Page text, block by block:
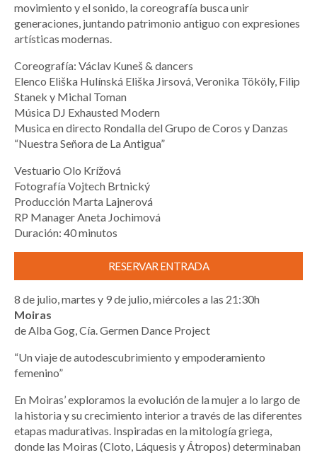
movimiento y el sonido, la coreografía busca unir
generaciones, juntando patrimonio antiguo con expresiones
artísticas modernas.
Coreografía: Václav Kuneš & dancers
Elenco Eliška Hulínská Eliška Jirsová, Veronika Tököly, Filip
Stanek y Michal Toman
Música DJ Exhausted Modern
Musica en directo Rondalla del Grupo de Coros y Danzas
“Nuestra Señora de La Antigua”
Vestuario Olo Krížová
Fotografía Vojtech Brtnický
Producción Marta Lajnerová
RP Manager Aneta Jochimová
Duración: 40 minutos
RESERVAR ENTRADA
8 de julio, martes y 9 de julio, miércoles a las 21:30h
Moiras
de Alba Gog, Cía. Germen Dance Project
“Un viaje de autodescubrimiento y empoderamiento
femenino”
En Moiras’ exploramos la evolución de la mujer a lo largo de
la historia y su crecimiento interior a través de las diferentes
etapas madurativas. Inspiradas en la mitología griega,
donde las Moiras (Cloto, Láquesis y Átropos) determinaban